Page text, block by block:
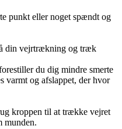
punkt eller noget spændt og
din vejrtrækning og træk
du dig mindre smerte
varmt og afslappet, der hvor
kroppen til at trække vejret
munden.